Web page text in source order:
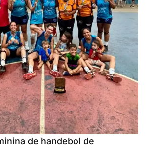
de handebol de